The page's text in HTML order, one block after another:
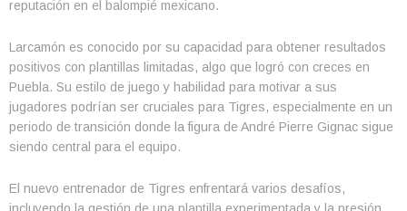
reputación en el balompié mexicano.
Larcamón es conocido por su capacidad para obtener resultados
positivos con plantillas limitadas, algo que logró con creces en
Puebla. Su estilo de juego y habilidad para motivar a sus
jugadores podrían ser cruciales para Tigres, especialmente en un
periodo de transición donde la figura de André Pierre Gignac sigue
siendo central para el equipo.
El nuevo entrenador de Tigres enfrentará varios desafíos,
incluyendo la gestión de una plantilla experimentada y la presión